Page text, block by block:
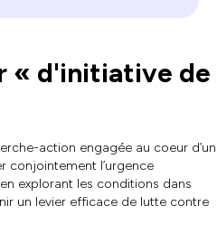
« d'initiative de
action engagée au coeur d’un
conjointement l’urgence
explorant les conditions dans
un levier efficace de lutte contre